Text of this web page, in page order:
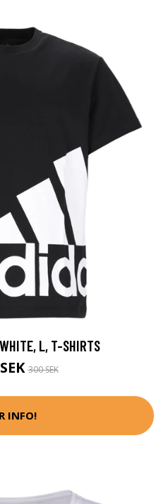
L, T-SHIRTS
300 SEK
INFO!